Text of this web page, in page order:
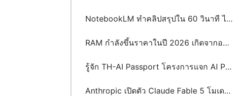
NotebookLM ทำคลิปสรุปใน 60 วินาที ได้แล้ว! รู้จัก Video Overviews ฟีเจอร์ใหม่จาก Google
RAM กำลังขึ้นราคาในปี 2026 เกิดจากอะไร? และจะส่งผลกระทบต่อผู้บริโภคและธุรกิจอย่างไร
รู้จัก TH-AI Passport โครงการแจก AI Pro ฟรี 5 ล้านสิทธิ์ จุดเปลี่ยนหรือกระแส?
Anthropic เปิดตัว Claude Fable 5 โมเดล AI ระดับ Mythos-class